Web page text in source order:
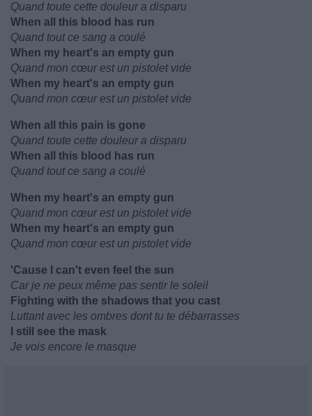
Quand toute cette douleur a disparu
When all this blood has run
Quand tout ce sang a coulé
When my heart's an empty gun
Quand mon cœur est un pistolet vide
When my heart's an empty gun
Quand mon cœur est un pistolet vide
When all this pain is gone
Quand toute cette douleur a disparu
When all this blood has run
Quand tout ce sang a coulé
When my heart's an empty gun
Quand mon cœur est un pistolet vide
When my heart's an empty gun
Quand mon cœur est un pistolet vide
'Cause I can't even feel the sun
Car je ne peux même pas sentir le soleil
Fighting with the shadows that you cast
Luttant avec les ombres dont tu te débarrasses
I still see the mask
Je vois encore le masque